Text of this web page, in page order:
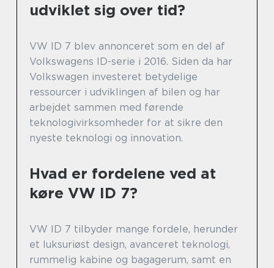
udviklet sig over tid?
VW ID 7 blev annonceret som en del af
Volkswagens ID-serie i 2016. Siden da har
Volkswagen investeret betydelige
ressourcer i udviklingen af bilen og har
arbejdet sammen med førende
teknologivirksomheder for at sikre den
nyeste teknologi og innovation.
Hvad er fordelene ved at
køre VW ID 7?
VW ID 7 tilbyder mange fordele, herunder
et luksuriøst design, avanceret teknologi,
rummelig kabine og bagagerum, samt en